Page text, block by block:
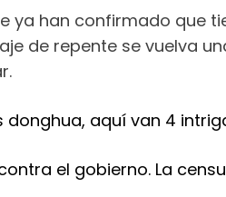
ya han confirmado que
de repente se vuelva
donghua, aquí van 4
el gobierno. La